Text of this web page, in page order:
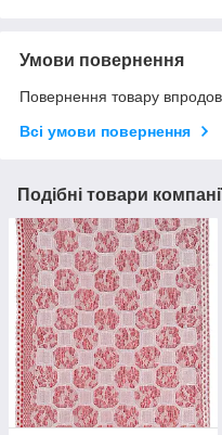
Умови повернення
Повернення товару
Всі умови повернення
Подібні товари